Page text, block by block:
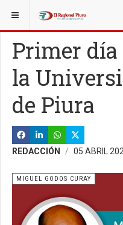
ESTÁ AQUÍ: COLUMNISTAS
Primer día
la
de Piura
REDACCIÓN 05 ABRIL
MIGUEL GODOS CURAY